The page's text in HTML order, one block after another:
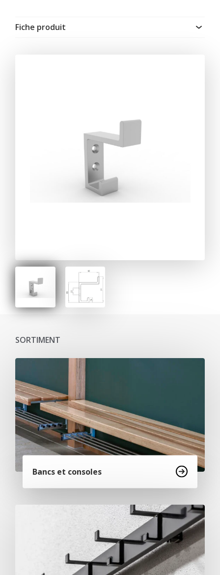
Fiche produit
SORTIMENT
Bancs et consoles